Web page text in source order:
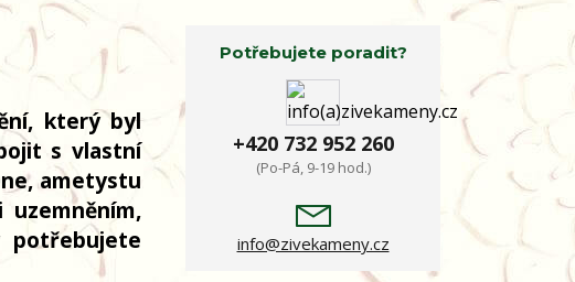
který byl
s vlastní
ametystu
potřebujete
Potřebujete poradit?
+420 732 952 260
(Po-Pá, 9-19 hod.)
info@zivekameny.cz